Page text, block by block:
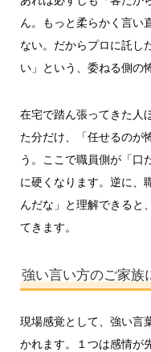
ん。もっと柔らかく言い
ない。だからプロに託し
い」という、委ねる側の
在宅で踏ん張ってきた人
た分だけ、「任せるのが
う。ここで職員側が「口
に硬くなります。逆に、
んだな」と理解できると
てきます。
強い言い方のご家族
現場感覚として、強い言
かれます。１つは感情が